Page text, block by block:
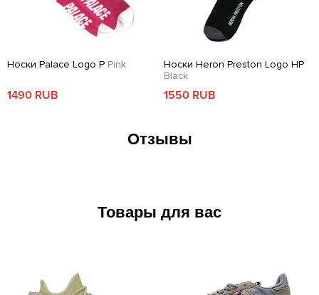
Носки Palace Logo P Pink
1490 RUB
Носки Heron Preston Logo HP
Black
1550 RUB
Отзывы
Товары для вас